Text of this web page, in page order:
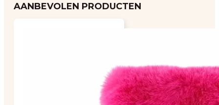
AANBEVOLEN PRODUCTEN